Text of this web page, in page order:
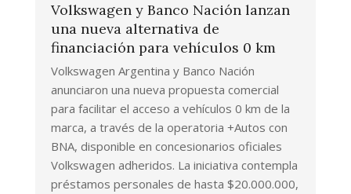
Volkswagen y Banco Nación lanzan
una nueva alternativa de
financiación para vehículos 0 km
Volkswagen Argentina y Banco Nación
anunciaron una nueva propuesta comercial
para facilitar el acceso a vehículos 0 km de la
marca, a través de la operatoria +Autos con
BNA, disponible en concesionarios oficiales
Volkswagen adheridos. La iniciativa contempla
préstamos personales de hasta $20.000.000,